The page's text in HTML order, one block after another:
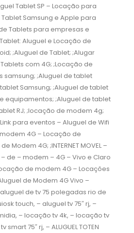
Tablet SP – Locação para
Tablet Samsung e Apple para
Tablets para empresas e
Aluguel e Locação de
;Aluguel de Tablet; ;Alugar
com 4G; ;Locação de
samsung; ;Aluguel de tablet
Samsung; ;Aluguel de tablet
equipamentos; ;Aluguel de tablet
RJ; ;locação de modem 4g;
para eventos – Aluguel de Wifi
4G – Locação de
Modem 4G; ;INTERNET MOVEL –
– de – modem – 4G – Vivo e Claro
de modem 4G – Locações
de Modem 4G Vivo –
de tv 75 polegadas rio de
touch, – aluguel tv 75″ rj, –
– locação tv 4k, – locação tv
75″ rj, – ALUGUEL TOTEN